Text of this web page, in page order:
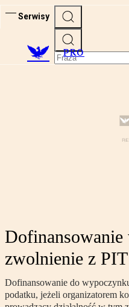
Serwisy
PRO
zwolnienie z PIT
Dofinansowanie do
podatku, jeżeli organizatorem